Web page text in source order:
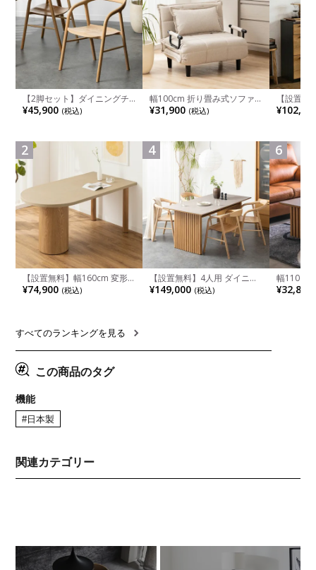
【2脚セット】ダイニングチ
ェア 木製 LUGA 肘付き チェ
ア 天然木 リビング椅子 板座
ュラル ブラウン 完成品
¥45,900 (税込)
2
【設置無料】幅160cm 変形
半円 ダイニングテーブル モ
ルタル風 LENAS コンクリー
リア風 グレージュ
¥74,900 (税込)
幅100cm 折り畳み式ソファ
ベッド コンパクト リクライ
ニング カウチスタイル 省ス
¥31,900 (税込)
4
【設置無料】4人用 ダイニン
グテーブルセット 5点 LUGA
セラミックテーブル おしゃれ
¥149,000 (税込)
【設置
チンカウ
板 引き出
れ ウッデ
ル グレー
6
幅110cm
木目調 リ
付き 長方
¥32,800
すべてのランキングを見る
この商品のタグ
機能
#日本製
関連カテゴリー